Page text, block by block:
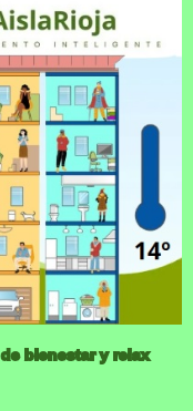
bienestar y relax